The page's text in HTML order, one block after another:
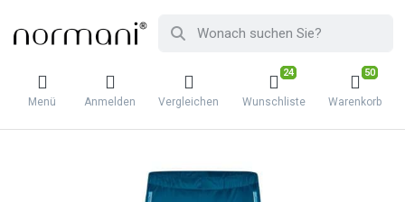
Menü Anmelden Vergleichen
24
Wunschliste
50
Warenkorb